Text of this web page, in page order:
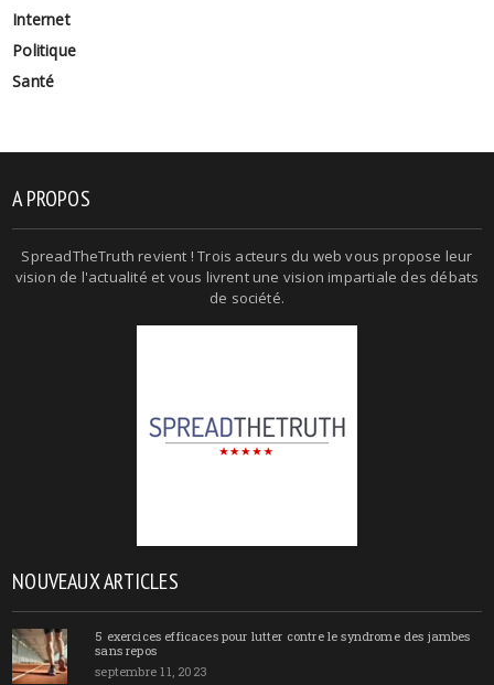
Internet
Politique
Santé
A PROPOS
SpreadTheTruth revient ! Trois acteurs du web vous propose leur
vision de l'actualité et vous livrent une vision impartiale des débats
de société.
NOUVEAUX ARTICLES
5 exercices efficaces pour lutter contre le syndrome des jambes
sans repos
septembre 11, 2023